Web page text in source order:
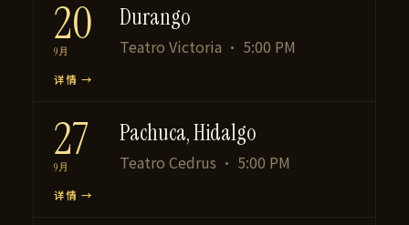
20
9月
Durango
Teatro Victoria · 5:00 PM
详情 →
27
9月
Pachuca, Hidalgo
Teatro Cedrus · 5:00 PM
详情 →